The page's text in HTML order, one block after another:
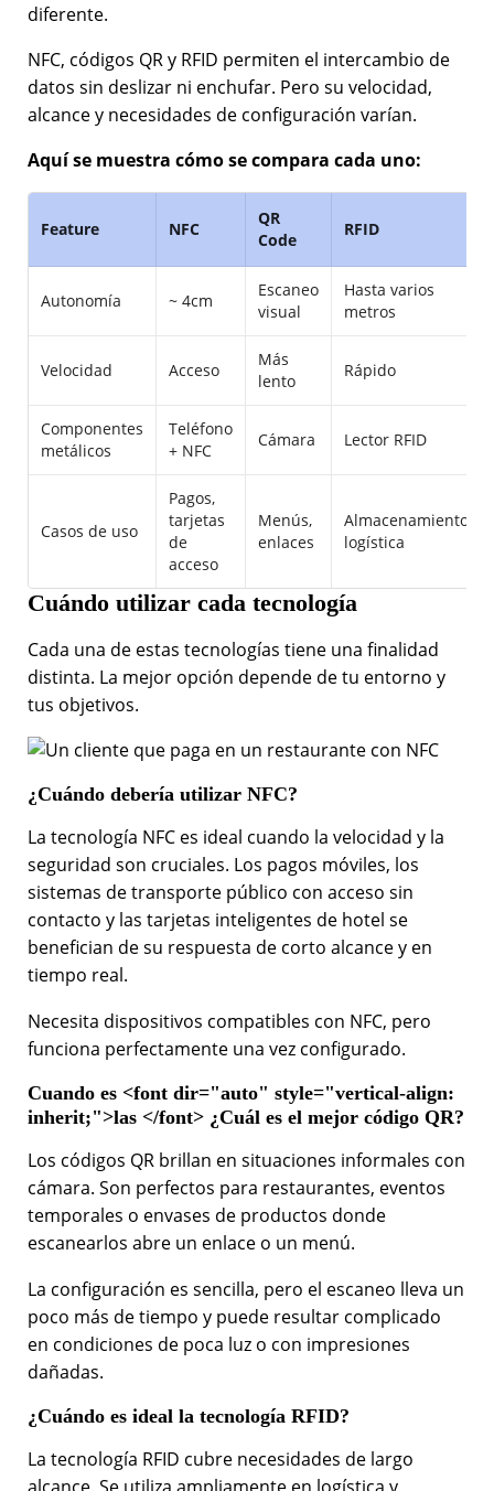
diferente.
NFC, códigos QR y RFID permiten el intercambio de
datos sin deslizar ni enchufar. Pero su velocidad,
alcance y necesidades de configuración varían.
Aquí se muestra cómo se compara cada uno:
Feature NFC
QR
Code
RFID
Autonomía ~ 4cm
Escaneo
visual
Hasta varios
metros
Velocidad Acceso
Más
lento
Rápido
Componentes
metálicos
Teléfono
+ NFC
Cámara Lector RFID
Casos de uso
Pagos,
tarjetas
de
acceso
Menús,
enlaces
Almacenamiento,
logística
Cuándo utilizar cada tecnología
Cada una de estas tecnologías tiene una finalidad
distinta. La mejor opción depende de tu entorno y
tus objetivos.
¿Cuándo debería utilizar NFC?
La tecnología NFC es ideal cuando la velocidad y la
seguridad son cruciales. Los pagos móviles, los
sistemas de transporte público con acceso sin
contacto y las tarjetas inteligentes de hotel se
benefician de su respuesta de corto alcance y en
tiempo real.
Necesita dispositivos compatibles con NFC, pero
funciona perfectamente una vez configurado.
Cuando es <font dir="auto" style="vertical-align:
inherit;">las </font> ¿Cuál es el mejor código QR?
Los códigos QR brillan en situaciones informales con
cámara. Son perfectos para restaurantes, eventos
temporales o envases de productos donde
escanearlos abre un enlace o un menú.
La configuración es sencilla, pero el escaneo lleva un
poco más de tiempo y puede resultar complicado
en condiciones de poca luz o con impresiones
dañadas.
¿Cuándo es ideal la tecnología RFID?
La tecnología RFID cubre necesidades de largo